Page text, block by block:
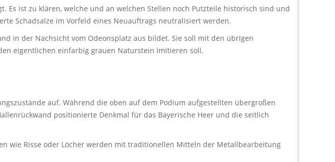
ist zu klären, welche und an welchen Stellen noch Putzteile historisch sind und
Schadsalze im Vorfeld eines Neuauftrags neutralisiert werden.
in der Nachsicht vom Odeonsplatz aus bildet. Sie soll mit den übrigen
eigentlichen einfarbig grauen Naturstein imitieren soll.
auf. Während die oben auf dem Podium aufgestellten übergroßen
positionierte Denkmal für das Bayerische Heer und die seitlich
wie Risse oder Löcher werden mit traditionellen Mitteln der Metallbearbeitung